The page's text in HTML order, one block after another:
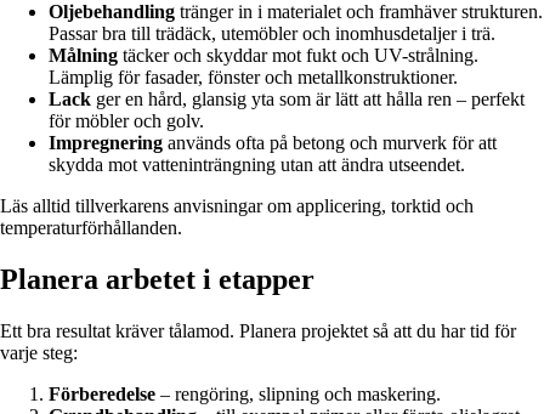
Oljebehandling tränger in i materialet och framhäver strukturen.
Passar bra till trädäck, utemöbler och inomhusdetaljer i trä.
Målning täcker och skyddar mot fukt och UV-strålning.
Lämplig för fasader, fönster och metallkonstruktioner.
Lack ger en hård, glansig yta som är lätt att hålla ren – perfekt
för möbler och golv.
Impregnering används ofta på betong och murverk för att
skydda mot vatteninträngning utan att ändra utseendet.
Läs alltid tillverkarens anvisningar om applicering, torktid och
temperaturförhållanden.
Planera arbetet i etapper
Ett bra resultat kräver tålamod. Planera projektet så att du har tid för
varje steg:
Förberedelse – rengöring, slipning och maskering.